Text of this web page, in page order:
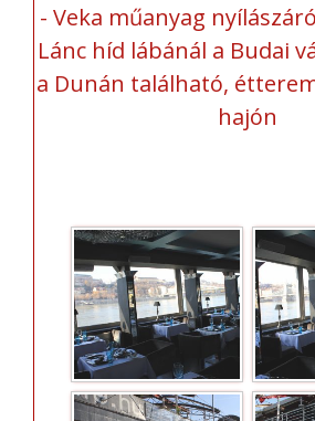
- Veka műanyag
Lánc híd lábánál a Budai
a Dunán található,
hajón